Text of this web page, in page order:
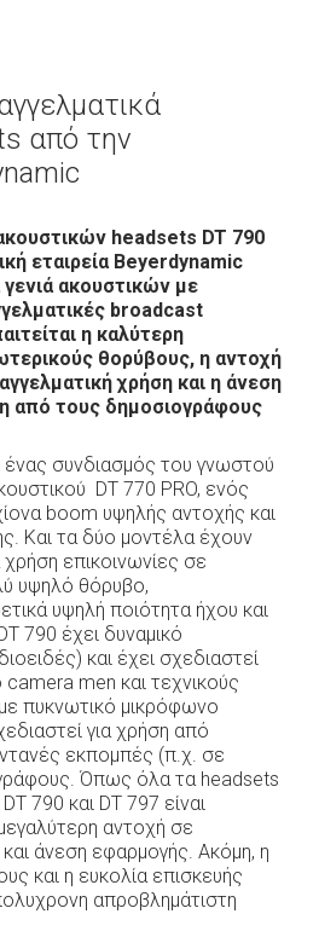
από την
headsets DT 790
εταιρεία Beyerdynamic
γενιά ακουστικών με
broadcast
η καλύτερη
θορύβους, η αντοχή
χρήση και η άνεση
από τους δημοσιογράφους
ένας συνδιασμός του γνωστού
DT 770 PRO, ενός
boom υψηλής αντοχής και
Και τα δύο μοντέλα έχουν
χρήση επικοινωνίες σε
υψηλό θόρυβο,
υψηλή ποιότητα ήχου και
790 έχει δυναμικό
και έχει σχεδιαστεί
men και τεχνικούς
πυκνωτικό μικρόφωνο
για χρήση από
εκπομπές (π.χ. σε
Όπως όλα τα headsets
790 και DT 797 είναι
αντοχή σε
άνεση εφαρμογής. Ακόμη, η
και η ευκολία επισκευής
απροβλημάτιστη